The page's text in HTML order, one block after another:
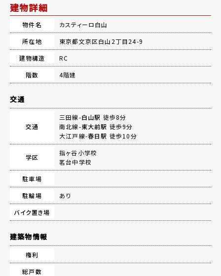
建物詳細
物件名
カスティーロ白山
所在地
東京都文京区白山2丁目24-9
建物構造
RC
階数
4階建
交通
交通
三田線-白山駅 徒歩8分
南北線-東大前駅 徒歩9分
大江戸線-春日駅 徒歩10分
学区
指ヶ谷小学校
茗台中学校
駐車場
駐輪場
あり
バイク置き場
建築物情報
権利
総戸数